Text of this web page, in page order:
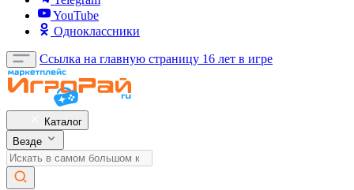
YouTube
Одноклассники
Ссылка на главную страницу 16 лет в игре
Каталог
Везде